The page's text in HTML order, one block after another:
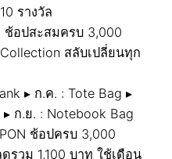
รางวัล
ช้อปสะสมครบ 3,000
สลับเปลี่ยนทุก
▸ ก.ค. : Tote Bag ▸
ก.ย. : Notebook Bag
ช้อปครบ 3,000
รวม 1,100 บาท ใช้เดือน